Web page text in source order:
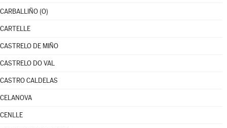
CARBALLIÑO (O)
CARTELLE
CASTRELO DE MIÑO
CASTRELO DO VAL
CASTRO CALDELAS
CELANOVA
CENLLE